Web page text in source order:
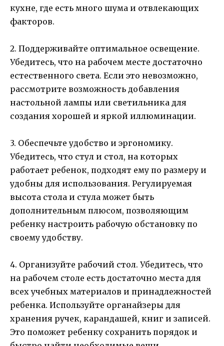
кухне, где есть много шума и отвлекающих
факторов.
2. Поддерживайте оптимальное освещение.
Убедитесь, что на рабочем месте достаточно
естественного света. Если это невозможно,
рассмотрите возможность добавления
настольной лампы или светильника для
создания хорошей и яркой иллюминации.
3. Обеспечьте удобство и эргономику.
Убедитесь, что стул и стол, на которых
работает ребенок, подходят ему по размеру и
удобны для использования. Регулируемая
высота стола и стула может быть
дополнительным плюсом, позволяющим
ребенку настроить рабочую обстановку по
своему удобству.
4. Организуйте рабочий стол. Убедитесь, что
на рабочем столе есть достаточно места для
всех учебных материалов и принадлежностей
ребенка. Используйте органайзеры для
хранения ручек, карандашей, книг и записей.
Это поможет ребенку сохранить порядок и